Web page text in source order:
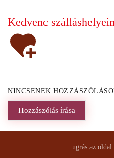
Kedvenc
NINCSENEK
Hozzászólás írása
ugrás az oldal